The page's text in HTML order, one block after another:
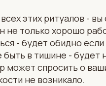
этих ритуалов -
не только хорошо
- будет обидно
быть в тишине - будет
может спросить о
не возникало.